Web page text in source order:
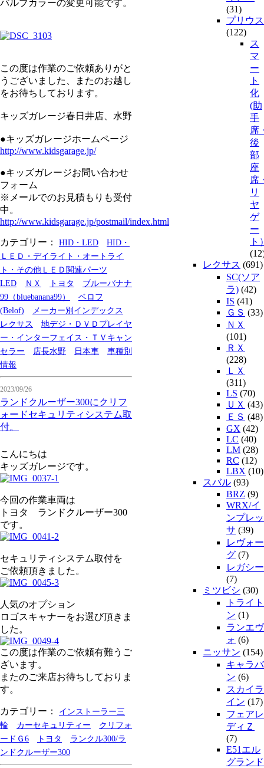
バルブカラーの変更可能です。
この度は作業のご依頼ありがと
うございました、またのお越し
をお待ちしております。
キッズガレージ春日井店、水野
●キッズガレージホームページ
http://www.kidsgarage.jp/
●キッズガレージお問い合わせ
フォーム
※メールでのお見積もりも受付
中。
http://www.kidsgarage.jp/postmail/index.html
カテゴリー： HID・LED
HID・
ＬＥＤ・デイライト・オートライ
ト・その他ＬＥＤ関連パーツ
LED
ＮＸ トヨタ
ブルーバナナ
99（bluebanana99）
ベロフ
(Belof)
メーカー別インデックス
レクサス
地デジ・ＤＶＤプレイヤ
ー・インターフェイス・ＴＶキャン
セラー
店長水野 日本車
車種別
情報
2023/09/26
ランドクルーザー300にクリフ
ォードセキュリティシステム取
付。
こんにちは
キッズガレージです。
今回の作業車両は
トヨタ ランドクルーザー300
です。
セキュリティシステム取付を
ご依頼頂きました。
人気のオプション
ロゴスキャナーをお選び頂きま
した。
この度は作業のご依頼有難うご
ざいます。
またのご来店お待ちしておりま
す。
カテゴリー：
インストーラー三
輪
カーセキュリティー
クリフォ
ードＧ6
トヨタ
ランクル300/ラ
ンドクルーザー300
(31)
プリウス
(122)
ス
マ
ー
ト
化
(助
手
席
後
部
座
席
リ
ヤ
ゲ
ー
ト
レクサス (691)
SC(ソア
ラ) (42)
IS (41)
ＧＳ (33)
ＮＸ
(101)
ＲＸ
(228)
ＬＸ
(311)
LS (70)
ＵＸ (43)
ＥＳ (48)
GX (42)
LC (40)
LM (28)
RC (12)
LBX (10)
スバル (93)
BRZ (9)
WRX/イ
ンプレッ
サ (39)
レヴォー
グ (7)
レガシー
(7)
ミツビシ (30)
トライト
ン (1)
ランエヴ
ォ (6)
ニッサン (154)
キャラバ
ン (6)
スカイラ
イン (17)
フェアレ
ディＺ
(7)
E51エル
グランド